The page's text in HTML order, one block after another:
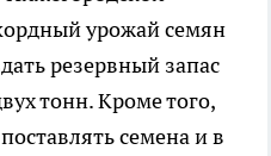
урожай семян
резервный запас
тонн. Кроме того,
семена и в